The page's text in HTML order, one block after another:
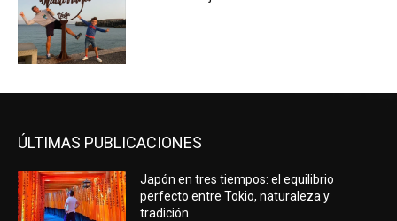
ÚLTIMAS PUBLICACIONES
Japón en tres tiempos: el equilibrio
perfecto entre Tokio, naturaleza y
tradición